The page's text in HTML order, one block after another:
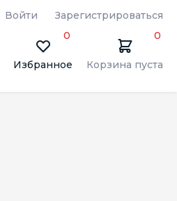
Войти Зарегистрироваться
Избранное
0
Корзина пуста
0